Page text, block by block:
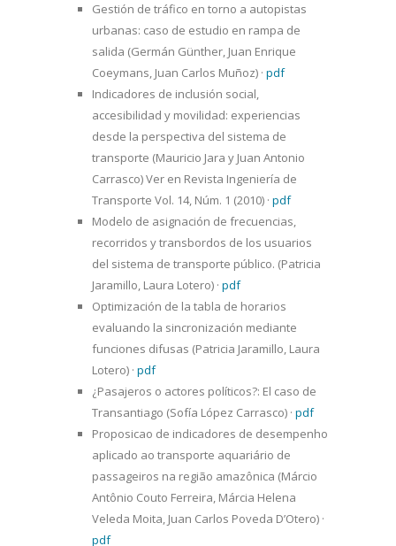
Gestión de tráfico en torno a autopistas
urbanas: caso de estudio en rampa de
salida (Germán Günther, Juan Enrique
Coeymans, Juan Carlos Muñoz) · pdf
Indicadores de inclusión social,
accesibilidad y movilidad: experiencias
desde la perspectiva del sistema de
transporte (Mauricio Jara y Juan Antonio
Carrasco) Ver en Revista Ingeniería de
Transporte Vol. 14, Núm. 1 (2010) · pdf
Modelo de asignación de frecuencias,
recorridos y transbordos de los usuarios
del sistema de transporte público. (Patricia
Jaramillo, Laura Lotero) · pdf
Optimización de la tabla de horarios
evaluando la sincronización mediante
funciones difusas (Patricia Jaramillo, Laura
Lotero) · pdf
¿Pasajeros o actores políticos?: El caso de
Transantiago (Sofía López Carrasco) · pdf
Proposicao de indicadores de desempenho
aplicado ao transporte aquariário de
passageiros na região amazônica (Márcio
Antônio Couto Ferreira, Márcia Helena
Veleda Moita, Juan Carlos Poveda D’Otero) ·
pdf